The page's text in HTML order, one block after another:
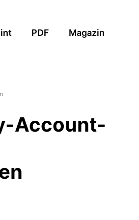
PDF Magazin
Account-